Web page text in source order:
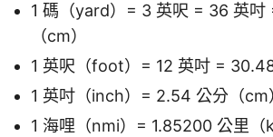
1 碼（yard）= 3 英呎 = 36 英吋
（cm）
1 英呎（foot）= 12 英吋 = 30.48
1 英吋（inch）= 2.54 公分（cm
1 海哩（nmi）= 1.85200 公里（